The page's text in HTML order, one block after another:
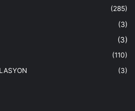
(285)
(3)
(3)
(110)
(3)